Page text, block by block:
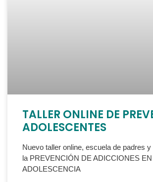
TALLER ONLINE DE
ADOLESCENTES
Nuevo taller online, escuela de padres
la PREVENCIÓN DE ADICCIONES EN
ADOLESCENCIA